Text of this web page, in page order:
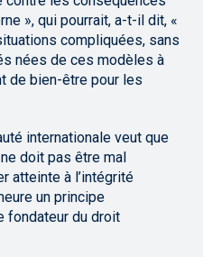
», qui pourrait, a-t-il dit, «
compliquées, sans
nées de ces modèles à
de bien-être pour les
internationale veut que
doit pas être mal
atteinte à l’intégrité
un principe
fondateur du droit